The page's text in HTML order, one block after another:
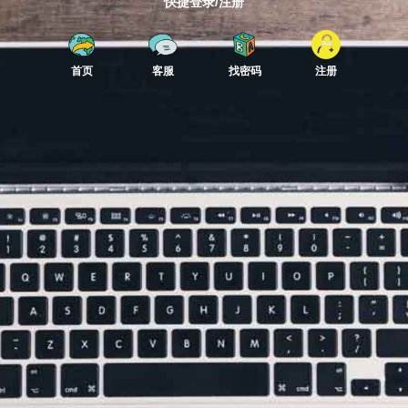
首页 客服 找密码 注册